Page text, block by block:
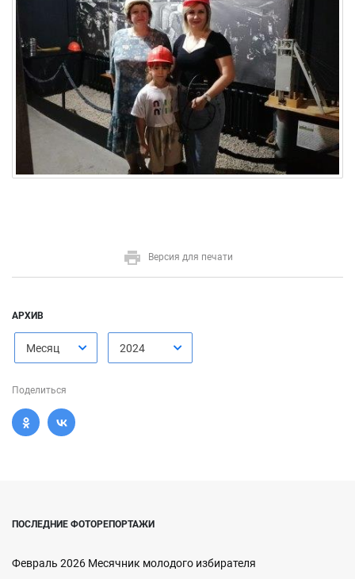
Версия для печати
АРХИВ
Месяц 2024
Поделиться
ПОСЛЕДНИЕ ФОТОРЕПОРТАЖИ
Февраль 2026 Месячник молодого избирателя